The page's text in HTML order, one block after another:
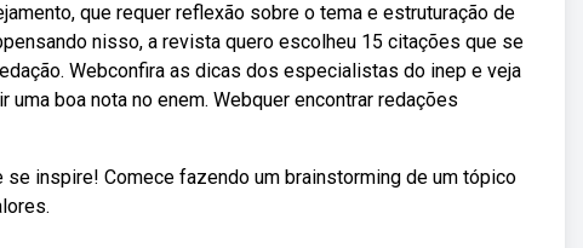
que requer reflexão sobre o tema e estruturação de
nisso, a revista quero escolheu 15 citações que se
Webconfira as dicas dos especialistas do inep e veja
boa nota no enem. Webquer encontrar redações
inspire! Comece fazendo um brainstorming de um tópico